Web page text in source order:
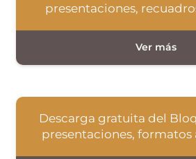
presentaciones,
Descarga gratuita del
presentaciones, formatos